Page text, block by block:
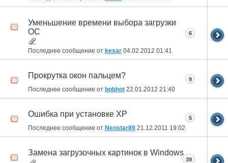
Уменьшение времени выбора загрузки
ОС
Последнее сообщение от kesar 04.02.2012 01:41
6
Прокрутка окон пальцем?
Последнее сообщение от bobhot 22.01.2012 21:40
9
Ошибка при установке XP
Последнее сообщение от Neostar89 21.12.2011 19:02
5
Замена загрузочных картинок в Windows
39